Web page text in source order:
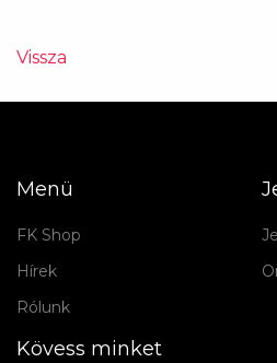
Vissza
Menü
FK Shop
Hírek
Rólunk
Kövess minket